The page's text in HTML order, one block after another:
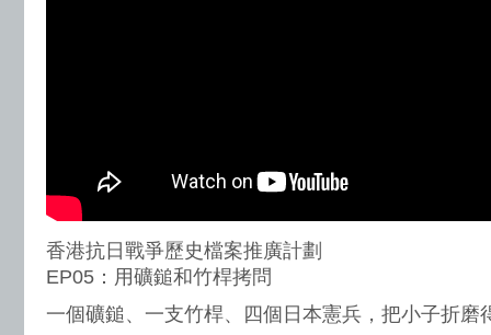
香港抗日戰爭歷史檔案推廣計劃
EP05：用礦鎚和竹桿拷問
一個礦鎚、一支竹桿、四個日本憲兵，把小子折磨